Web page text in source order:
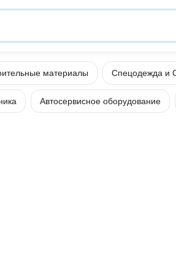
материалы Спецодежда и
Автосервисное оборудование